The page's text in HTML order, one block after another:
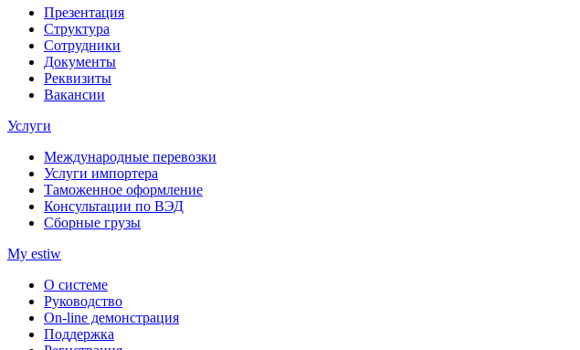
Презентация
Структура
Сотрудники
Документы
Реквизиты
Вакансии
Услуги
Международные перевозки
Услуги импортера
Таможенное оформление
Консультации по ВЭД
Сборные грузы
My estiw
О системе
Руководство
On-line демонстрация
Поддержка